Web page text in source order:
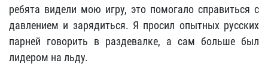
ребята видели мою игру, это помогало справиться с
давлением и зарядиться. Я просил опытных русских
парней говорить в раздевалке, а сам больше был
лидером на льду.